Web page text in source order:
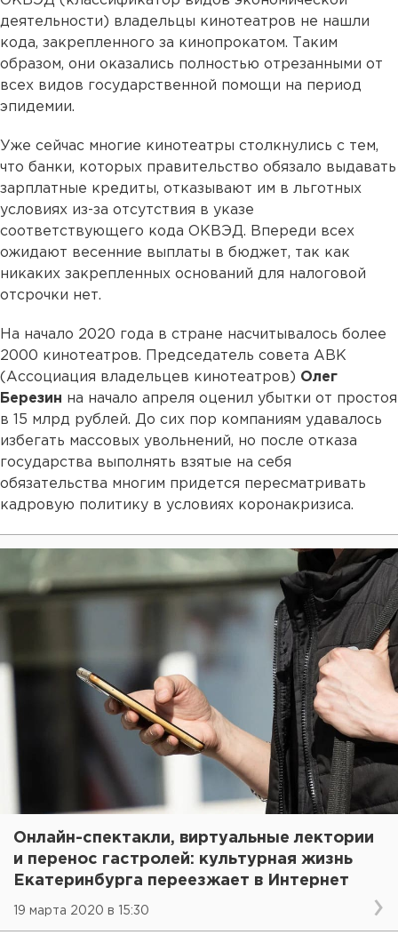
деятельности) владельцы кинотеатров не нашли
кода, закрепленного за кинопрокатом. Таким
образом, они оказались полностью отрезанными от
всех видов государственной помощи на период
эпидемии.
Уже сейчас многие кинотеатры столкнулись с тем,
что банки, которых правительство обязало выдавать
зарплатные кредиты, отказывают им в льготных
условиях из-за отсутствия в указе
соответствующего кода ОКВЭД. Впереди всех
ожидают весенние выплаты в бюджет, так как
никаких закрепленных оснований для налоговой
отсрочки нет.
На начало 2020 года в стране насчитывалось более
2000 кинотеатров. Председатель совета АВК
(Ассоциация владельцев кинотеатров) Олег
Березин на начало апреля оценил убытки от простоя
в 15 млрд рублей. До сих пор компаниям удавалось
избегать массовых увольнений, но после отказа
государства выполнять взятые на себя
обязательства многим придется пересматривать
кадровую политику в условиях коронакризиса.
Онлайн-спектакли, виртуальные лектории
и перенос гастролей: культурная жизнь
Екатеринбурга переезжает в Интернет
19 марта 2020 в 15:30